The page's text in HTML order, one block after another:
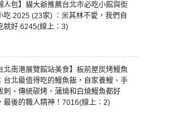
人包】貓大爺推薦台北市必吃小館與街
吃 2025 (23家) ：米其林不愛，我們自
就好 6245(線上：3)
北南港展覽館站美食】板前屋炭烤鰻魚
台北最值得吃的鰻魚飯，自家養鰻、手
刺、傳統碳烤，蒲燒和白燒鰻魚都好
最後的職人精神！7016(線上：2)